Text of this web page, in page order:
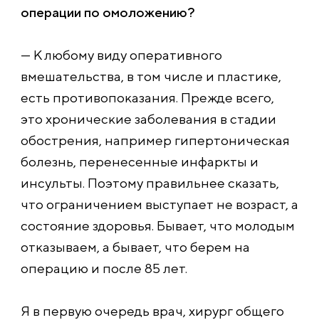
операции по омоложению?
— К любому виду оперативного
вмешательства, в том числе и пластике,
есть противопоказания. Прежде всего,
это хронические заболевания в стадии
обострения, например гипертоническая
болезнь, перенесенные инфаркты и
инсульты. Поэтому правильнее сказать,
что ограничением выступает не возраст, а
состояние здоровья. Бывает, что молодым
отказываем, а бывает, что берем на
операцию и после 85 лет.
Я в первую очередь врач, хирург общего